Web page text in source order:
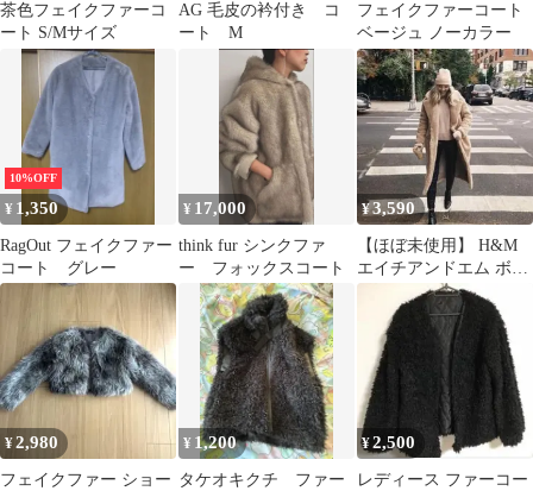
茶色フェイクファーコ
ート S/Mサイズ
AG 毛皮の衿付き コ
ート M
フェイクファーコート
ベージュ ノーカラー
10%OFF
¥ 1,350
RagOut フェイクファー
コート グレー
¥ 17,000
think fur シンクファ
ー フォックスコート
¥3,590
【ほぼ未使用】 H&M
エイチアンドエム ボア
コート ロングコート テ
ディコート
¥2,980
フェイクファー ショー
¥ 1,200
タケオキクチ ファー
¥2,500
レディース ファーコー